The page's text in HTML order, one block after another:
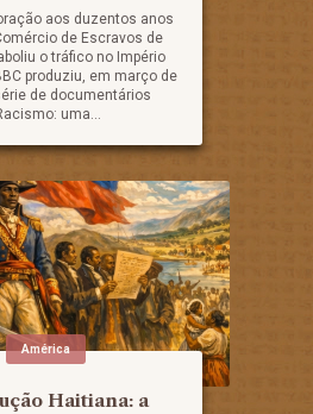
aos duzentos anos
de Escravos de
o tráfico no Império
produziu, em março de
de documentários
uma...
América
Haitiana: a